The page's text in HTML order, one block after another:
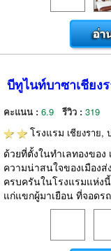
บีทูไนท์บาซาเชียง
คะแนน : 6.9 รีวิว : 319
โรงแรม เชียงราย,
ด้วยที่ตั้งในทำเลทองขอ
ความน่าสนใจของเมือง
ครบครันในโรงแรมแห่ง
แก่แขกผู้มาเยือน ที่จอด